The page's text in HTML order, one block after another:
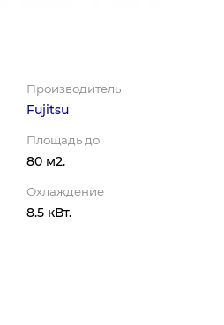
Производитель
Fujitsu
Площадь до
80 м2.
Охлаждение
8.5 кВт.